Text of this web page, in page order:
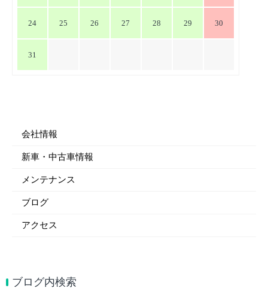
24 25 26 27 28 29 30
31
会社情報
新車・中古車情報
メンテナンス
ブログ
アクセス
ブログ内検索